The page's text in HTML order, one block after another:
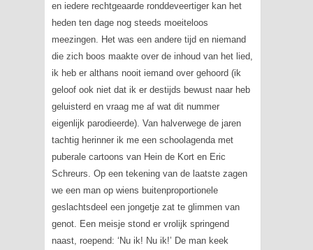
en iedere rechtgeaarde ronddeveertiger kan het
heden ten dage nog steeds moeiteloos
meezingen. Het was een andere tijd en niemand
die zich boos maakte over de inhoud van het lied,
ik heb er althans nooit iemand over gehoord (ik
geloof ook niet dat ik er destijds bewust naar heb
geluisterd en vraag me af wat dit nummer
eigenlijk parodieerde). Van halverwege de jaren
tachtig herinner ik me een schoolagenda met
puberale cartoons van Hein de Kort en Eric
Schreurs. Op een tekening van de laatste zagen
we een man op wiens buitenproportionele
geslachtsdeel een jongetje zat te glimmen van
genot. Een meisje stond er vrolijk springend
naast, roepend: ‘Nu ik! Nu ik!’ De man keek